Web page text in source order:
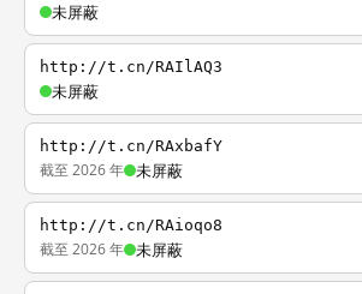
未屏蔽
http://t.cn/RAIlAQ3
未屏蔽
http://t.cn/RAxbafY
截至 2026 年 未屏蔽
http://t.cn/RAioqo8
截至 2026 年 未屏蔽